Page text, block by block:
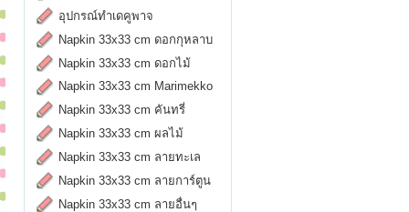
อุปกรณ์ทำเดคูพาจ
Napkin 33x33 cm ดอกกุหลาบ
Napkin 33x33 cm ดอกไม้
Napkin 33x33 cm Marimekko
Napkin 33x33 cm คันทรี่
Napkin 33x33 cm ผลไม้
Napkin 33x33 cm ลายทะเล
Napkin 33x33 cm ลายการ์ตูน
Napkin 33x33 cm ลายอื่นๆ